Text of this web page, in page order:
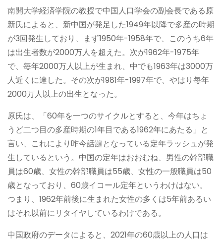
南開大学経済学院の教授で中国人口学会の副会長である原
新氏によると、新中国が発足した1949年以降で多産の時期
が3回発生しており、まず1950年-1958年で、このうち6年
は出生者数が2000万人を超えた。次が1962年-1975年
で、毎年2000万人以上が生まれ、中でも1963年は3000万
人近くに達した。その次が1981年-1997年で、やはり每年
2000万人以上の出生となった。
原氏は、「60年を一つのサイクルとすると、今年はちょ
うど二つ目の多産時期の1年目である1962年にあたる」と
言い、これにより昨今話題となっている定年ラッシュが発
生しているという。中国の定年はおおむね、男性の幹部職
員は60歳、女性の幹部職員は55歳、女性の一般職員は50
歳となっており、60歳イコール定年というわけはない。
つまり、1962年前後に生まれた女性の多くは5年前あるい
はそれ以前にリタイヤしているわけである。
中国政府のデータによると、2021年の60歳以上の人口は